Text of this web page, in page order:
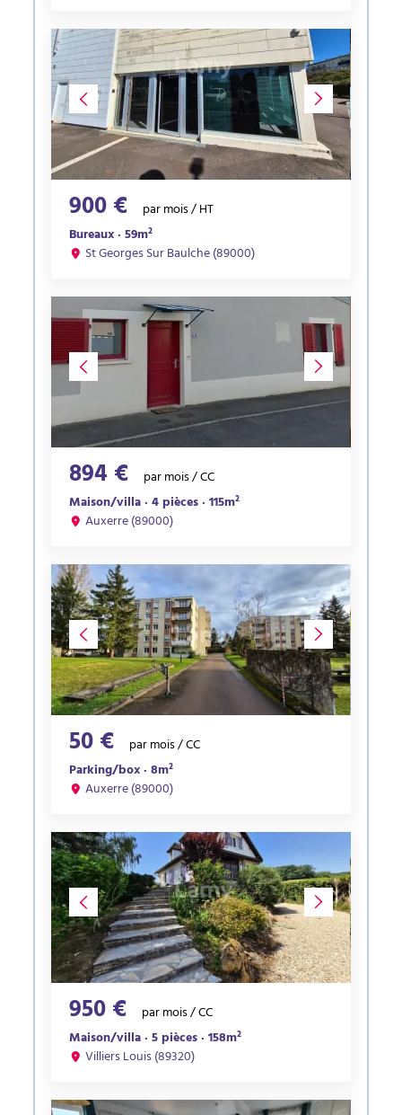
900 €
par mois / HT
Bureaux · 59m²
St Georges Sur Baulche (89000)
894 €
par mois / CC
Maison/villa · 4 pièces · 115m²
Auxerre (89000)
50 €
par mois / CC
Parking/box · 8m²
Auxerre (89000)
950 €
par mois / CC
Maison/villa · 5 pièces · 158m²
Villiers Louis (89320)